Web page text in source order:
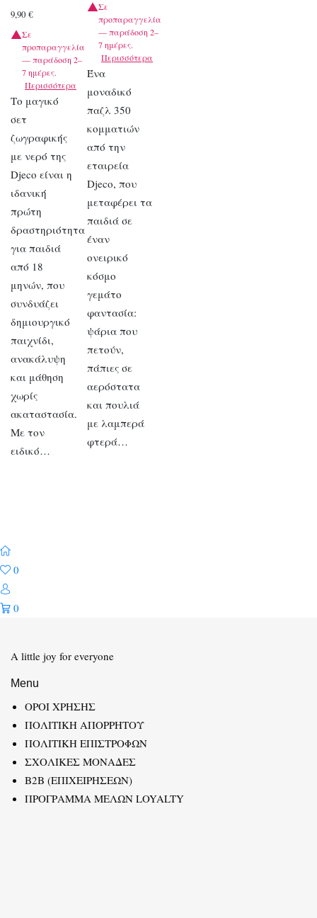
9,90 €
Σε
προπαραγγελία
— παράδοση 2–
7 ημέρες.
Περισσότερα
Το μαγικό
σετ
ζωγραφικής
με νερό της
Djeco είναι η
ιδανική
πρώτη
δραστηριότητα
για παιδιά
από 18
μηνών, που
συνδυάζει
δημιουργικό
παιχνίδι,
ανακάλυψη
και μάθηση
χωρίς
ακαταστασία.
Με τον
ειδικό…
Σε
προπαραγγελία
— παράδοση 2–
7 ημέρες.
Περισσότερα
Ένα
μοναδικό
παζλ 350
κομματιών
από την
εταιρεία
Djeco, που
μεταφέρει τα
παιδιά σε
έναν
ονειρικό
κόσμο
γεμάτο
φαντασία:
ψάρια που
πετούν,
πάπιες σε
αερόστατα
και πουλιά
με λαμπερά
φτερά…
0
0
A little joy for everyone
Menu
ΟΡΟΙ ΧΡΗΣΗΣ
ΠΟΛΙΤΙΚΗ ΑΠΟΡΡΗΤΟΥ
ΠΟΛΙΤΙΚΗ ΕΠΙΣΤΡΟΦΩΝ
ΣΧΟΛΙΚΕΣ ΜΟΝΑΔΕΣ
B2B (ΕΠΙΧΕΙΡΗΣΕΩΝ)
ΠΡΟΓΡΑΜΜΑ ΜΕΛΩΝ LOYALTY